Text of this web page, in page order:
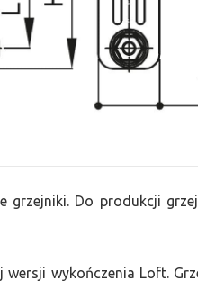
grzejniki. Do produkcji
wykończenia Loft.